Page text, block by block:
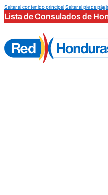
Saltar al contenido principalSaltar al pie de
Lista de Consulados de